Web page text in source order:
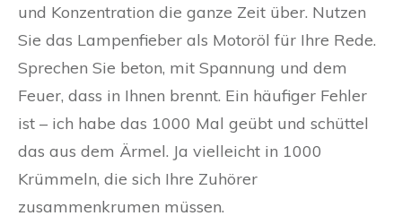
und Konzentration die ganze Zeit über. Nutzen
Sie das Lampenfieber als Motoröl für Ihre Rede.
Sprechen Sie beton, mit Spannung und dem
Feuer, dass in Ihnen brennt. Ein häufiger Fehler
ist – ich habe das 1000 Mal geübt und schüttel
das aus dem Ärmel. Ja vielleicht in 1000
Krümmeln, die sich Ihre Zuhörer
zusammenkrumen müssen.